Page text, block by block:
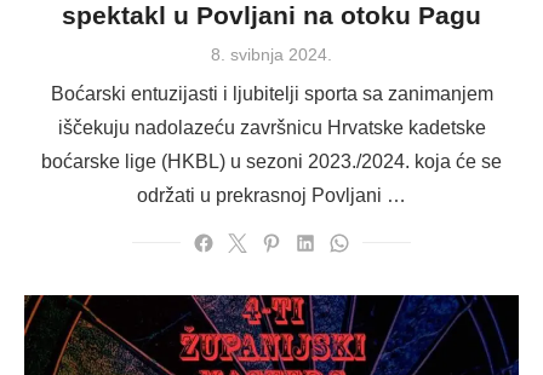
spektakl u Povljani na otoku Pagu
Posted
8. svibnja 2024.
Boćarski entuzijasti i ljubitelji sporta sa zanimanjem
iščekuju nadolazeću završnicu Hrvatske kadetske
boćarske lige (HKBL) u sezoni 2023./2024. koja će se
održati u prekrasnoj Povljani …